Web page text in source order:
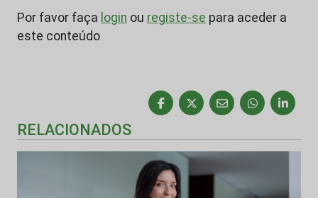
Por favor faça login ou registe-se para aceder a
este conteúdo
RELACIONADOS